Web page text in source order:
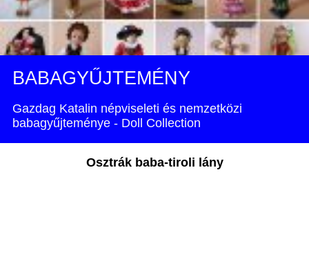
BABAGYŰJTEMÉNY
Gazdag Katalin népviseleti és nemzetközi
babagyűjteménye - Doll Collection
Osztrák baba-tiroli lány